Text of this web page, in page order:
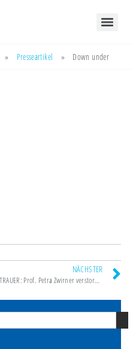
» Presseartikel » Down under
NÄCHSTER
TRAUER: Prof. Petra Zwirner verstorben